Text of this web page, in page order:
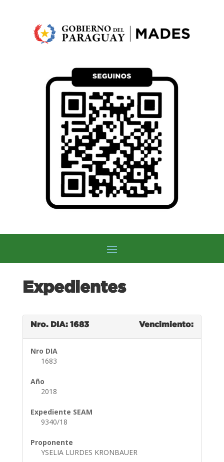
Expedientes
Nro. DIA: 1683 Vencimiento:
Nro DIA
1683
Año
2018
Expediente SEAM
9340/18
Proponente
YSELIA LURDES KRONBAUER